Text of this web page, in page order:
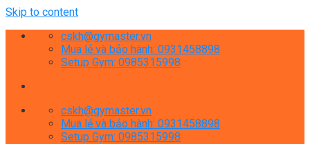
Skip to content
cskh@gymaster.vn
Mua lẻ và bảo hành: 0931458898
Setup Gym: 0985315998
cskh@gymaster.vn
Mua lẻ và bảo hành: 0931458898
Setup Gym: 0985315998